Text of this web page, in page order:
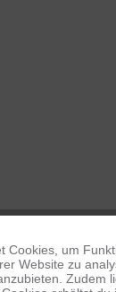
Cookies, um
Website zu
Zudem